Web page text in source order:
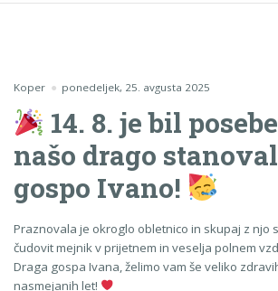
Koper ponedeljek, 25. avgusta 2025
14. 8. je bil
našo drago
gospo Ivano!
Praznovala je okroglo obletnico in skupaj z njo
čudovit mejnik v prijetnem in veselja polnem
Draga gospa Ivana, želimo vam še veliko
nasmejanih let!